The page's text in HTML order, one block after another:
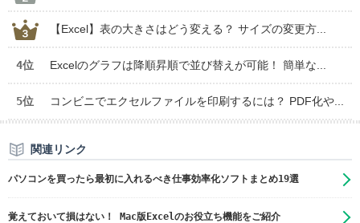
【Excel】表の大きさはどう変える？ サイズの変更方...
4位 Excelのグラフは降順昇順で並び替えが可能！ 簡単な...
5位 コンビニでエクセルファイルを印刷するには？ PDF化や...
関連リンク
パソコンを買ったら最初に入れるべき仕事効率化ソフトまとめ19選
覚えておいて損はない！ Mac版Excelのお役立ち機能をご紹介